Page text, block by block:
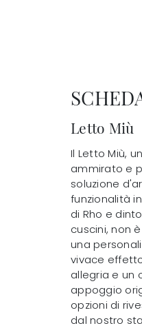
Letto Miù
Il Letto Miù,
ammirato e
soluzione
funzionalità
di Rho e
cuscini, non
una
vivace
allegria e un
appoggio
opzioni di
dal nostro